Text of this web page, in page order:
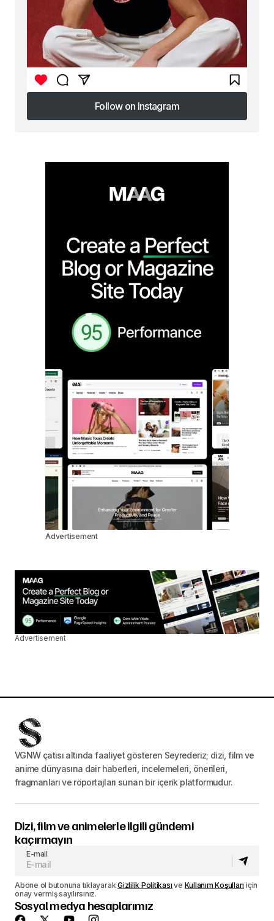
Follow on Instagram
Follow on Instagram
Advertisement
Advertisement
VGNW çatısı altında faaliyet gösteren Seyrederiz; dizi, film ve
anime dünyasına dair haberleri, incelemeleri, önerileri,
fragmanları ve röportajları sunan bir içerik platformudur.
Dizi, film ve animelerle ilgili gündemi
kaçırmayın
E-mail
Abone ol butonuna tıklayarakGizlilik Politikası ve Kullanım Koşulları için
onay vermiş sayılırsınız.
Sosyal medya hesaplarımız